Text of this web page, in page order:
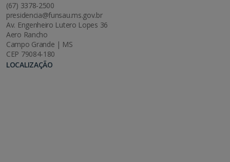
(67) 3378-2500
presidencia@funsau.ms.gov.br
Av. Engenheiro Lutero Lopes 36
Aero Rancho
Campo Grande | MS
CEP 79084-180
LOCALIZAÇÃO